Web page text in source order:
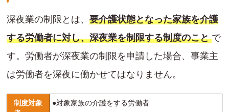
深夜業の制限とは、 要介護状態となった家族を介護
する労働者に対し、深夜業を制限する制度のことで
す。労働者が深夜業の制限を申請した場合、事業主
は労働者を深夜に働かせてはなりません。
制度対象
●対象家族の介護をする労働者